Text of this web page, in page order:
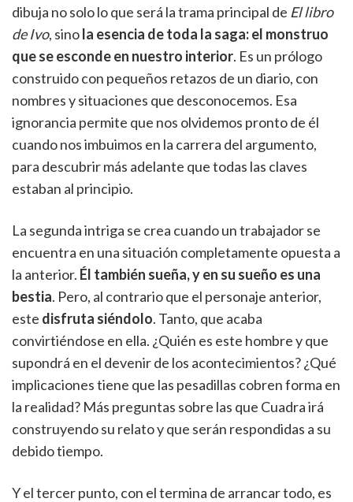
dibuja no solo lo que será la trama principal de El libro
de Ivo, sinola esencia de toda la saga: el monstruo
que se esconde en nuestro interior. Es un prólogo
construido con pequeños retazos de un diario, con
nombres y situaciones que desconocemos. Esa
ignorancia permite que nos olvidemos pronto de él
cuando nos imbuimos en la carrera del argumento,
para descubrir más adelante que todas las claves
estaban al principio.
La segunda intriga se crea cuando un trabajador se
encuentra en una situación completamente opuesta a
la anterior. Él también sueña, y en su sueño es una
bestia. Pero, al contrario que el personaje anterior,
este disfruta siéndolo. Tanto, que acaba
convirtiéndose en ella. ¿Quién es este hombre y que
supondrá en el devenir de los acontecimientos? ¿Qué
implicaciones tiene que las pesadillas cobren forma en
la realidad? Más preguntas sobre las que Cuadra irá
construyendo su relato y que serán respondidas a su
debido tiempo.
Y el tercer punto, con el termina de arrancar todo, es